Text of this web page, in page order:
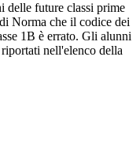
delle future classi prime
Norma che il codice dei
1B è errato. Gli alunni
nell'elenco della